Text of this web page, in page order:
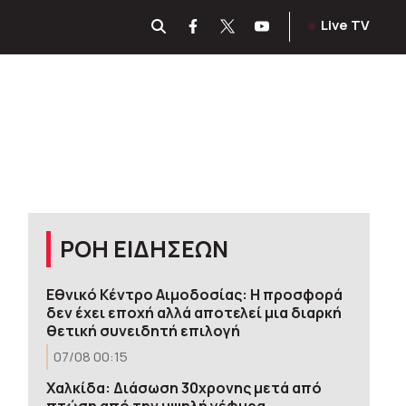
Live TV
ΡΟΗ ΕΙΔΗΣΕΩΝ
Εθνικό Κέντρο Αιμοδοσίας: H προσφορά
δεν έχει εποχή αλλά αποτελεί μια διαρκή
θετική συνειδητή επιλογή
07/08 00:15
Χαλκίδα: Διάσωση 30χρονης μετά από